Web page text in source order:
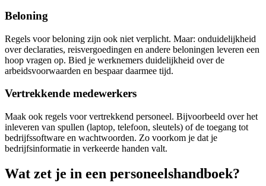
Beloning
Regels voor beloning zijn ook niet verplicht. Maar: onduidelijkheid
over declaraties, reisvergoedingen en andere beloningen leveren een
hoop vragen op. Bied je werknemers duidelijkheid over de
arbeidsvoorwaarden en bespaar daarmee tijd.
Vertrekkende medewerkers
Maak ook regels voor vertrekkend personeel. Bijvoorbeeld over het
inleveren van spullen (laptop, telefoon, sleutels) of de toegang tot
bedrijfssoftware en wachtwoorden. Zo voorkom je dat je
bedrijfsinformatie in verkeerde handen valt.
Wat zet je in een personeelshandboek?